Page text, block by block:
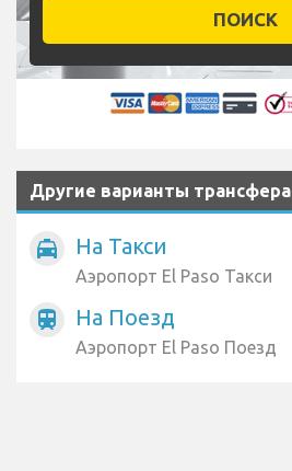
ПОИСК
Другие варианты трансфера
local_taxi На Такси
Аэропорт El Paso Такси
train На Поезд
Аэропорт El Paso Поезд